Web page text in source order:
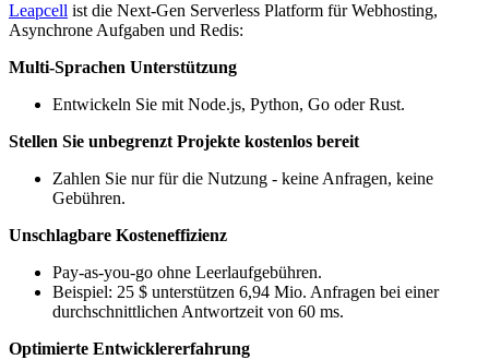
Leapcell ist die Next-Gen Serverless Platform für Webhosting,
Asynchrone Aufgaben und Redis:
Multi-Sprachen Unterstützung
Entwickeln Sie mit Node.js, Python, Go oder Rust.
Stellen Sie unbegrenzt Projekte kostenlos bereit
Zahlen Sie nur für die Nutzung - keine Anfragen, keine
Gebühren.
Unschlagbare Kosteneffizienz
Pay-as-you-go ohne Leerlaufgebühren.
Beispiel: 25 $ unterstützen 6,94 Mio. Anfragen bei einer
durchschnittlichen Antwortzeit von 60 ms.
Optimierte Entwicklererfahrung